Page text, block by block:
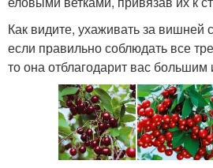
Как видите, ухаживать за
если правильно соблюдать все
то она отблагодарит вас